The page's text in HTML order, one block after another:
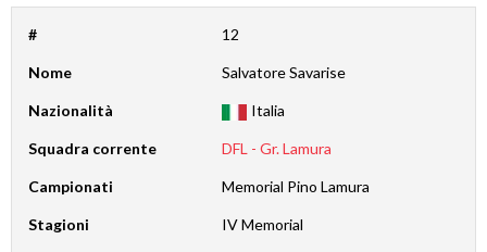
# 12
Nome Salvatore Savarise
Nazionalità Italia
Squadra corrente DFL - Gr. Lamura
Campionati Memorial Pino Lamura
Stagioni IV Memorial